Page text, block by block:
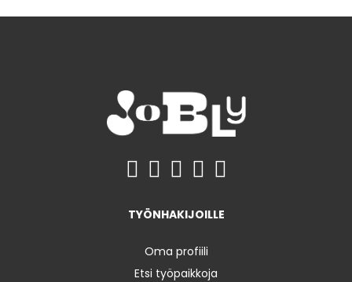
TYÖNHAKIJOILLE
Oma profiili
Etsi työpaikkoja